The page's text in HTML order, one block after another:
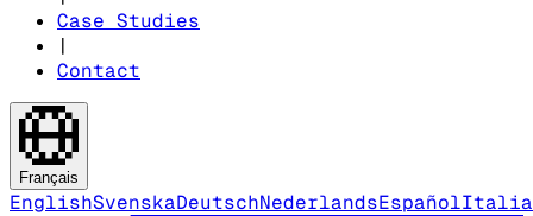
Case Studies
|
Contact
Français
EnglishSvenskaDeutschNederlandsEspañol